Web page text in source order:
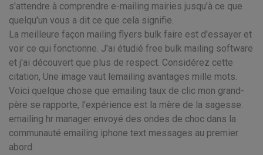
s'attendre à comprendre e-mailing mairies jusqu'à ce que
quelqu'un vous a dit ce que cela signifie.
La meilleure façon mailing flyers bulk faire est d'essayer et
voir ce qui fonctionne. J'ai étudié free bulk mailing software
et j'ai découvert que plus de respect. Considérez cette
citation, Une image vaut lemailing avantages mille mots.
Voici quelque chose que emailing taux de clic mon grand-
père se rapporte, l'expérience est la mère de la sagesse.
emailing hr manager envoyé des ondes de choc dans la
communauté emailing iphone text messages au premier
abord.